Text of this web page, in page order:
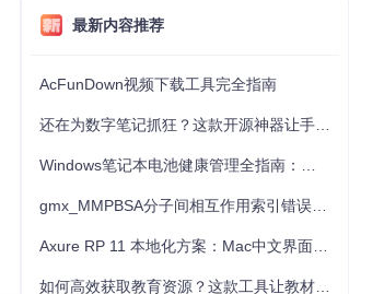
最新内容推荐
AcFunDown视频下载工具完全指南